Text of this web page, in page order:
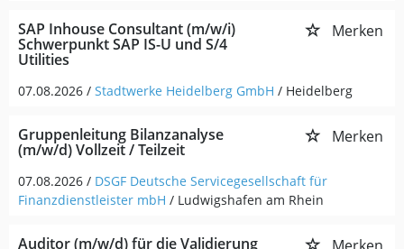
SAP Inhouse Consultant (m/w/i)
Schwerpunkt SAP IS-U und S/4
Utilities
Merken
07.08.2026 / Stadtwerke Heidelberg GmbH / Heidelberg
Gruppenleitung Bilanzanalyse
(m/w/d) Vollzeit / Teilzeit
Merken
07.08.2026 / DSGF Deutsche Servicegesellschaft für
Finanzdienstleister mbH / Ludwigshafen am Rhein
Auditor (m/w/d) für die Validierung